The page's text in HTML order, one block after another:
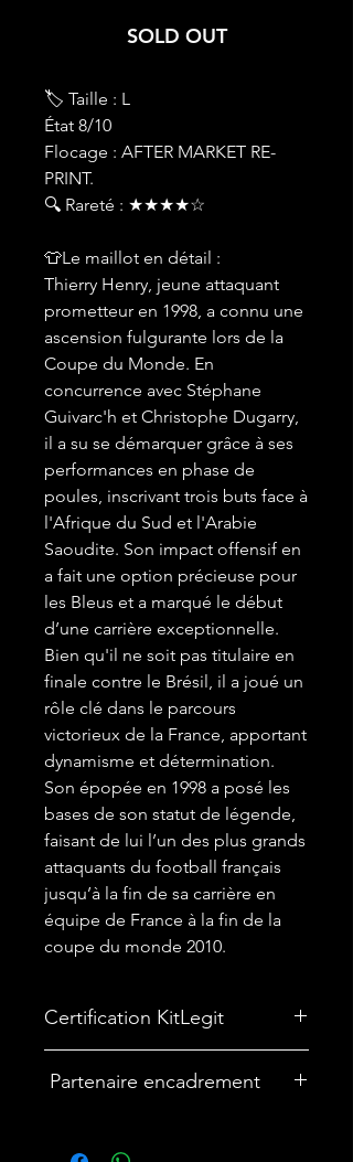
SOLD OUT
🏷 Taille : L
État 8/10
Flocage : AFTER MARKET RE-
PRINT.
🔍 Rareté : ★★★★☆
👕Le maillot en détail :
Thierry Henry, jeune attaquant
prometteur en 1998, a connu une
ascension fulgurante lors de la
Coupe du Monde. En
concurrence avec Stéphane
Guivarc'h et Christophe Dugarry,
il a su se démarquer grâce à ses
performances en phase de
poules, inscrivant trois buts face à
l'Afrique du Sud et l'Arabie
Saoudite. Son impact offensif en
a fait une option précieuse pour
les Bleus et a marqué le début
d’une carrière exceptionnelle.
Bien qu'il ne soit pas titulaire en
finale contre le Brésil, il a joué un
rôle clé dans le parcours
victorieux de la France, apportant
dynamisme et détermination.
Son épopée en 1998 a posé les
bases de son statut de légende,
faisant de lui l’un des plus grands
attaquants du football français
jusqu’à la fin de sa carrière en
équipe de France à la fin de la
coupe du monde 2010.
Certification KitLegit
Partenaire encadrement
🎨Vous souhaitez encadrer votre